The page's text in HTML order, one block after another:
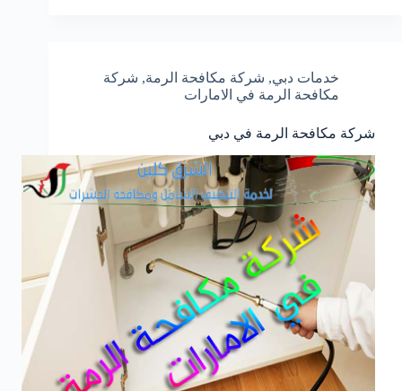
خدمات دبي, شركة مكافحة الرمة, شركة
مكافحة الرمة في الامارات
شركة مكافحة الرمة في دبي